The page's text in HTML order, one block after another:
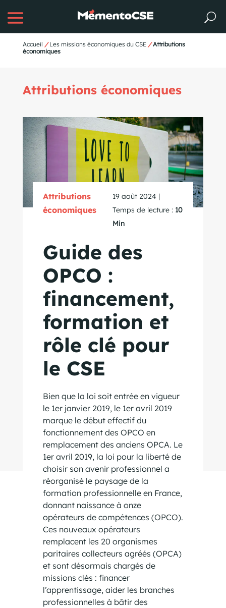
Accueil / Les missions économiques du CSE / Attributions
économiques
Attributions économiques
Attributions
économiques
19 août 2024 |
Temps de lecture : 10
Min
Guide des
OPCO :
financement,
formation et
rôle clé pour
le CSE
Bien que la loi soit entrée en vigueur
le 1er janvier 2019, le 1er avril 2019
marque le début effectif du
fonctionnement des OPCO en
remplacement des anciens OPCA. Le
1er avril 2019, la loi pour la liberté de
choisir son avenir professionnel a
réorganisé le paysage de la
formation professionnelle en France,
donnant naissance à onze
opérateurs de compétences (OPCO).
Ces nouveaux opérateurs
remplacent les 20 organismes
paritaires collecteurs agréés (OPCA)
et sont désormais chargés de
missions clés : financer
l’apprentissage, aider les branches
professionnelles à bâtir des